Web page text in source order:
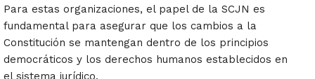
Para estas organizaciones, el papel de la SCJN es
fundamental para asegurar que los cambios a la
Constitución se mantengan dentro de los principios
democráticos y los derechos humanos establecidos en
el sistema jurídico.